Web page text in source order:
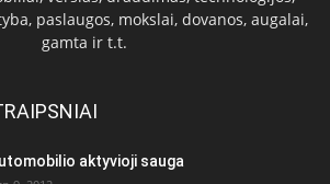
paslaugos, mokslai, dovanos, augalai,
gamta ir t.t.
aktyvioji sauga